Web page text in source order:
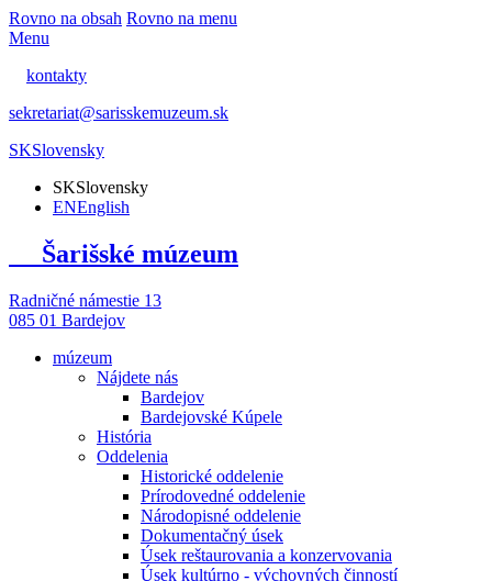
Rovno na obsah Rovno na menu
Menu
kontakty
sekretariat@sarisskemuzeum.sk
SKSlovensky
SKSlovensky
ENEnglish
Šarišské múzeum
Radničné námestie 13
085 01 Bardejov
múzeum
Nájdete nás
Bardejov
Bardejovské Kúpele
História
Oddelenia
Historické oddelenie
Prírodovedné oddelenie
Národopisné oddelenie
Dokumentačný úsek
Úsek reštaurovania a konzervovania
Úsek kultúrno - výchovných činností